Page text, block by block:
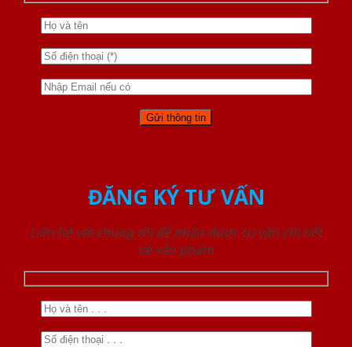
ĐĂNG KÝ TƯ VẤN
Liên hệ với chúng tôi để nhận được tư vấn chi tiết
về sản phẩm